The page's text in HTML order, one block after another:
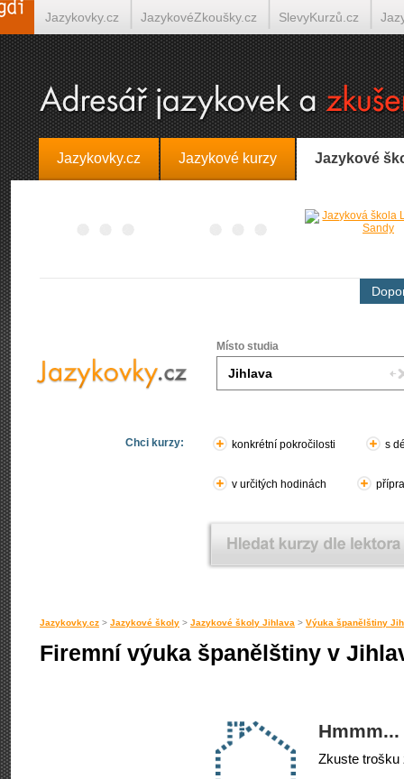
Jazykovky.cz Jazykové kurzy Jazykové
Místo studia
Chci kurzy: konkrétní pokročilosti s
v určitých hodinách
Jazykovky.cz > Jazykové školy > Jazykové školy Jihlava > Výuka španělštiny
Firemní výuka španělštiny v
Zkuste trošku
Jazykovky.cz JazykovéZkoušky.cz SlevyKurzů.cz
Španělština on-line Italština on-line Tlumočení-